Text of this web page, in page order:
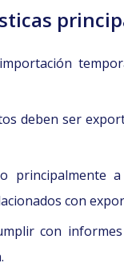
deben ser
principalmente
con
con